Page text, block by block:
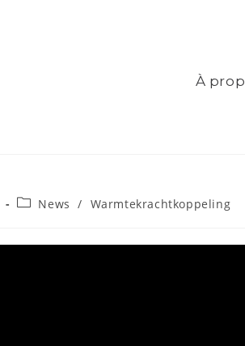
À
PostNews / Warmtekrachtkoppeling